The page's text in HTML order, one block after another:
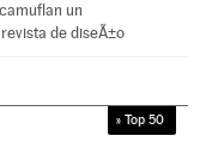
un
de diseÃ±o
» Top 50